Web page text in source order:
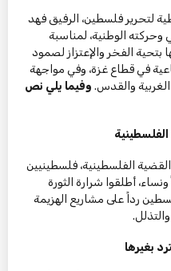
لتحرير فلسطين، الرفيق فهد
الوطنية، لمناسبة
فيها بتحية الفخر والإعتزاز لصمود
في قطاع غزة، وفي مواجهة
الغربية والقدس. وفيما يلي نص
القضية الفلسطينية، فلسطينيين
أطلقوا شرارة الثورة
رداً على مشاريع الهزيمة
بغيرها